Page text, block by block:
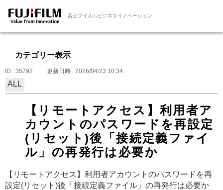
富士フイルムビジネスイノベーション
カテゴリー表示
ID : 35792 更新日時 : 2026/04/23 10:34
ALL
【リモートアクセス】利用者ア
カウントのパスワードを再設定
(リセット)後「接続定義ファイ
ル」の再発行は必要か
【リモートアクセス】利用者アカウントのパスワードを再
設定(リセット)後「接続定義ファイル」の再発行は必要か